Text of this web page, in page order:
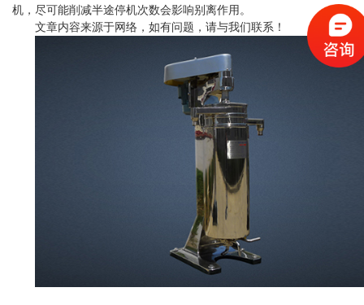
机，尽可能削减半途停机次数会影响别离作用。
文章内容来源于网络，如有问题，请与我们联系！